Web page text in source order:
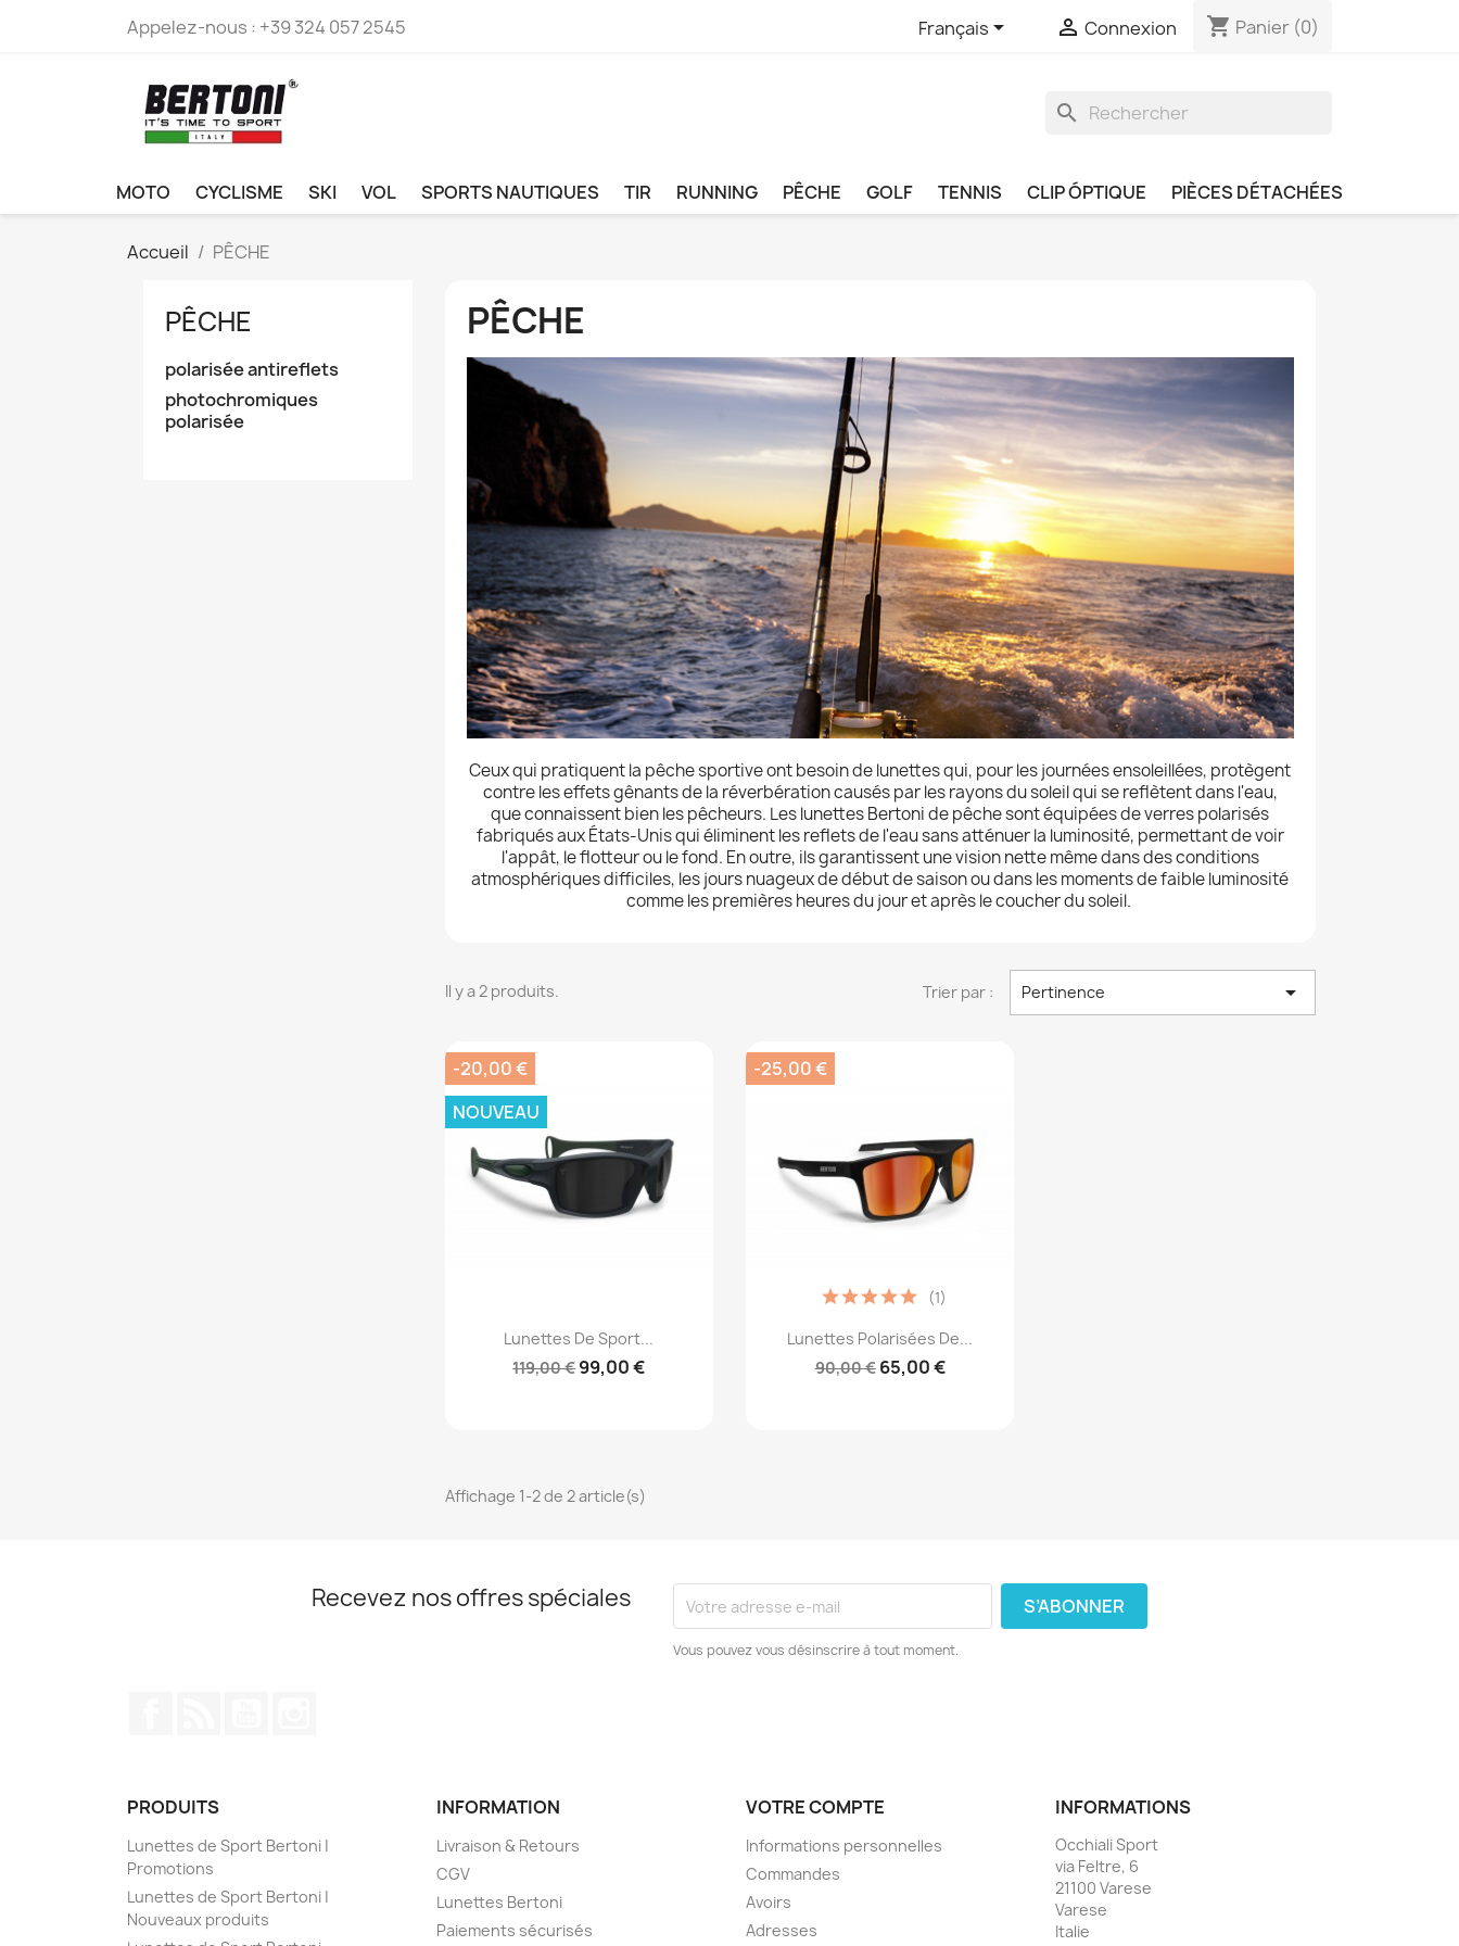
Appelez-nous : +39 324 057 2545 Français  Connexion shopping_cart Panier (0)
search
MOTO CYCLISME SKI VOL SPORTS NAUTIQUES TIR RUNNING PÊCHE GOLF TENNIS CLIP ÓPTIQUE PIÈCES DÉTACHÉES
Accueil PÊCHE
PÊCHE
polarisée antireflets
photochromiques
polarisée
PÊCHE
Ceux qui pratiquent la pêche sportive ont besoin de lunettes qui, pour les journées ensoleillées, protègent
contre les effets gênants de la réverbération causés par les rayons du soleil qui se reflètent dans l'eau,
que connaissent bien les pêcheurs. Les lunettes Bertoni de pêche sont équipées de verres polarisés
fabriqués aux États-Unis qui éliminent les reflets de l'eau sans atténuer la luminosité, permettant de voir
l'appât, le flotteur ou le fond. En outre, ils garantissent une vision nette même dans des conditions
atmosphériques difficiles, les jours nuageux de début de saison ou dans les moments de faible luminosité
comme les premières heures du jour et après le coucher du soleil.
Il y a 2 produits. Trier par : Pertinence 
Aperçu rapide
Lunettes De Sport...
119,00 €99,00 €
-20,00 €
NOUVEAU
Aperçu rapide
Lunettes Polarisées De...
90,00 € 65,00 €
(1)
-25,00 €
Affichage 1-2 de 2 article(s)
Recevez nos offres spéciales
Vous pouvez vous désinscrire à tout moment.
PRODUITS
Lunettes de Sport Bertoni |
Promotions
Lunettes de Sport Bertoni |
Nouveaux produits
INFORMATION
Livraison & Retours
CGV
Lunettes Bertoni
Paiements sécurisés
VOTRE COMPTE
Informations personnelles
Commandes
Avoirs
Adresses
INFORMATIONS
Occhiali Sport
via Feltre, 6
21100 Varese
Varese
Italie